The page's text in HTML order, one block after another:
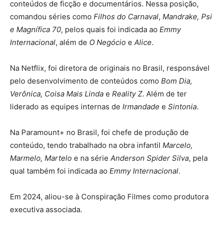
conteúdos de ficção e documentários. Nessa posição,
comandou séries como Filhos do Carnaval, Mandrake, Psi
e Magnífica 70, pelos quais foi indicada ao Emmy
Internacional, além de O Negócio e Alice.
Na Netflix, foi diretora de originais no Brasil, responsável
pelo desenvolvimento de conteúdos como Bom Dia,
Verônica, Coisa Mais Linda e Reality Z. Além de ter
liderado as equipes internas de Irmandade e Sintonia.
Na Paramount+ no Brasil, foi chefe de produção de
conteúdo, tendo trabalhado na obra infantil Marcelo,
Marmelo, Martelo e na série Anderson Spider Silva, pela
qual também foi indicada ao Emmy Internacional.
Em 2024, aliou-se à Conspiração Filmes como produtora
executiva associada.